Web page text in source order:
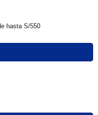
hasta S/550